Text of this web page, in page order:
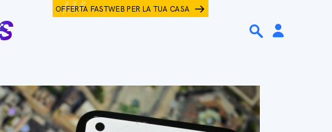
OFFERTA FASTWEB PER LA TUA CASA